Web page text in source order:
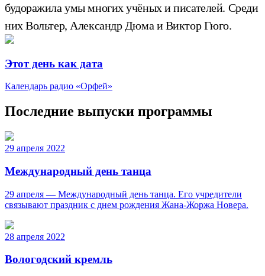
будоражила умы многих учёных и писателей. Среди
них Вольтер, Александр Дюма и Виктор Гюго.
Этот день как дата
Календарь радио «Орфей»
Последние выпуски программы
29 апреля 2022
Международный день танца
29 апреля — Международный день танца. Его учредители
связывают праздник с днем рождения Жана-Жоржа Новера.
28 апреля 2022
Вологодский кремль